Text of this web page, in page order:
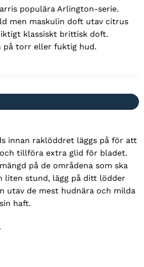
populära Arlington-serie.
men maskulin doft utav citrus
klassiskt brittisk doft.
på torr eller fuktig hud.
innan raklöddret läggs på för att
tillföra extra glid för bladet.
på de områdena som ska
liten stund, lägg på ditt lödder
utav de mest hudnära och milda
haft.